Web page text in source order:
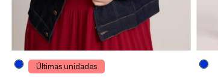
Últimas unidades